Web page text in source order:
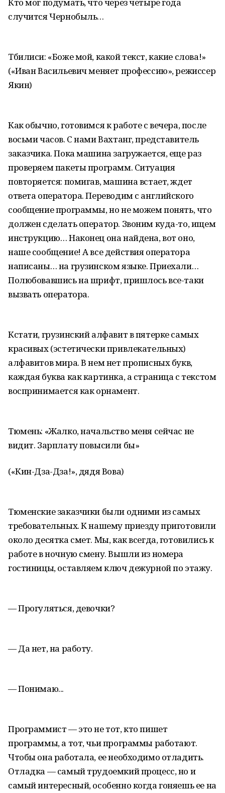
случится Чернобыль…
Тбилиси: «Боже мой, какой текст, какие слова!»
(«Иван Васильевич меняет профессию», режиссер
Якин)
Как обычно, готовимся к работе с вечера, после
восьми часов. С нами Вахтанг, представитель
заказчика. Пока машина загружается, еще раз
проверяем пакеты программ. Ситуация
повторяется: помигав, машина встает, ждет
ответа оператора. Переводим с английского
сообщение программы, но не можем понять, что
должен сделать оператор. Звоним куда-то, ищем
инструкцию… Наконец она найдена, вот оно,
наше сообщение! А все действия оператора
написаны… на грузинском языке. Приехали…
Полюбовавшись на шрифт, пришлось все-таки
вызвать оператора.
Кстати, грузинский алфавит в пятерке самых
красивых (эстетически привлекательных)
алфавитов мира. В нем нет прописных букв,
каждая буква как картинка, а страница с текстом
воспринимается как орнамент.
Тюмень: «Жалко, начальство меня сейчас не
видит. Зарплату повысили бы»
(«Кин-Дза-Дза!», дядя Вова)
Тюменские заказчики были одними из самых
требовательных. К нашему приезду приготовили
около десятка смет. Мы, как всегда, готовились к
работе в ночную смену. Вышли из номера
гостиницы, оставляем ключ дежурной по этажу.
— Прогуляться, девочки?
— Да нет, на работу.
— Понимаю...
Программист — это не тот, кто пишет
программы, а тот, чьи программы работают.
Чтобы она работала, ее необходимо отладить.
Отладка — самый трудоемкий процесс, но и
самый интересный, особенно когда гоняешь ее на